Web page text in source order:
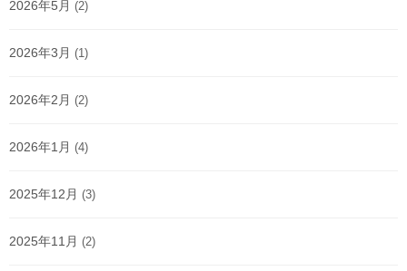
2026年5月 (2)
2026年3月 (1)
2026年2月 (2)
2026年1月 (4)
2025年12月 (3)
2025年11月 (2)